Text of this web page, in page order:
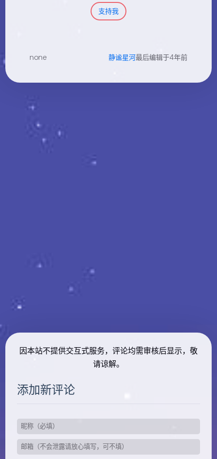
支持我
none 静谧星河最后编辑于4年前
因本站不提供交互式服务，评论均需审核后显示，敬
请谅解。
添加新评论